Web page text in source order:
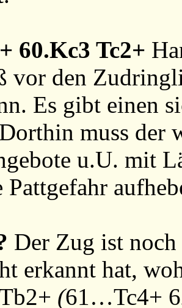
60.Kc3 Tc2+
vor den
Es gibt einen
muss der
u.U. mit
Pattgefahr
Der Zug ist noch
erkannt hat,
(61…Tc4+